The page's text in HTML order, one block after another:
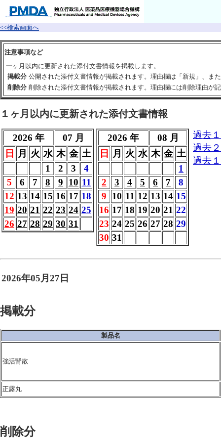
<<検索画面へ
注意事項など
一ヶ月以内に更新された添付文書情報を掲載します。
掲載分 公開された添付文書情報が掲載されます。理由欄は「新規」、ま
削除分 削除された添付文書情報が掲載されます。理由欄には削除理由が
１ヶ月以内に更新された添付文書情報
2026 年
07 月
日
月 火 水 木 金 土
1
2 3
4
5
6 7 8 9 10 11
12 13 14 15 16 17 18
19 20 21 22 23 24 25
26 27 28 29 30 31
2026 年
08 月
日
月 火 水 木 金 土
1
2
3 4 5 6 7
8
9
10 11 12 13 14 15
16 17 18 19 20 21 22
23 24 25 26 27 28 29
30 31
過去
過去
過去
2026年05月27日
掲載分
製品名
強活腎散
正露丸
削除分